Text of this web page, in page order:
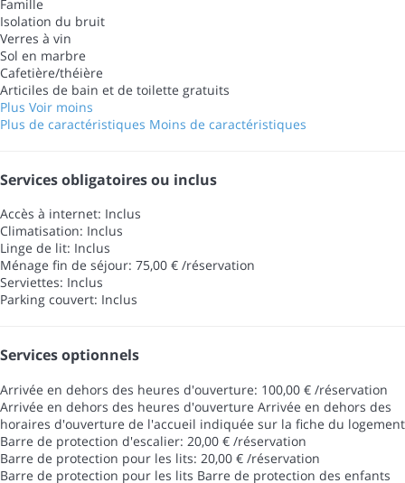
Famille
Isolation du bruit
Verres à vin
Sol en marbre
Cafetière/théière
Articiles de bain et de toilette gratuits
Plus Voir moins
Plus de caractéristiques Moins de caractéristiques
Services obligatoires ou inclus
Accès à internet: Inclus
Climatisation: Inclus
Linge de lit: Inclus
Ménage fin de séjour: 75,00 € /réservation
Serviettes: Inclus
Parking couvert: Inclus
Services optionnels
Arrivée en dehors des heures d'ouverture: 100,00 € /réservation
Arrivée en dehors des heures d'ouverture Arrivée en dehors des
horaires d'ouverture de l'accueil indiquée sur la fiche du logement
Barre de protection d'escalier: 20,00 € /réservation
Barre de protection pour les lits: 20,00 € /réservation
Barre de protection pour les lits Barre de protection des enfants